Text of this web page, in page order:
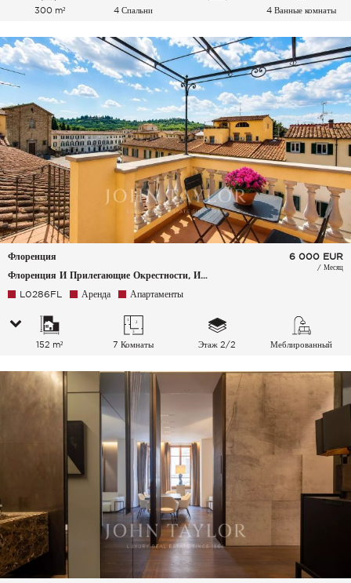
300 m² 4 Спальни 4 Ванные комнаты
Флоренция
Флоренция И Прилегающие Окрестности, Италия
6 000 EUR
/ Месяц
L0286FL Аренда Апартаменты
152 m² 7 Комнаты Этаж 2/2 Меблированный